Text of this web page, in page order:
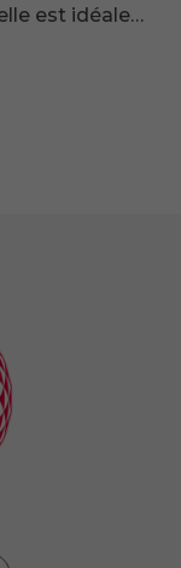
est idéale…